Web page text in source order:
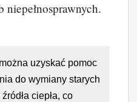
niepełnosprawnych.
uzyskać pomoc
do wymiany starych
ciepła, co